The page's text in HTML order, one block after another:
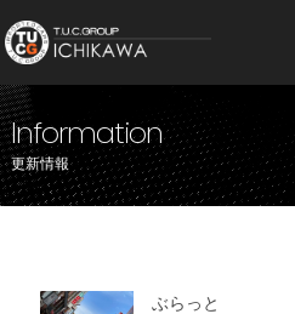
Information
更新情報
ぶらっと